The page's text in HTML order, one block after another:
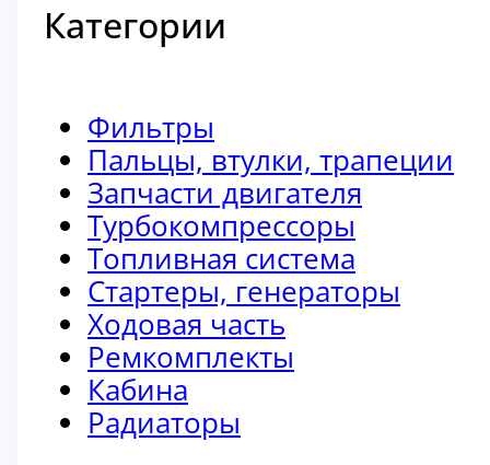
Категории
Фильтры
Пальцы, втулки, трапеции
Запчасти двигателя
Турбокомпрессоры
Топливная система
Стартеры, генераторы
Ходовая часть
Ремкомплекты
Кабина
Радиаторы